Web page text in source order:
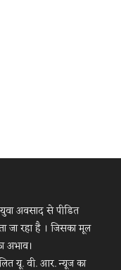
अवसाद से पीडित
जा रहा है । जिसका मूल
अभाव।
यू. वी. आर. न्यूज का